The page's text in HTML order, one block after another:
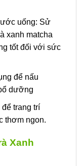
uống: Sử
xanh matcha
tốt đối với sức
để nấu
dưỡng
trang trí
thơm ngon.
Xanh